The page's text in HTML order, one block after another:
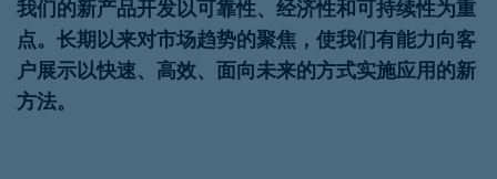
我们的新产品开发以可靠性、经济性和可持续性为重
点。长期以来对市场趋势的聚焦，使我们有能力向客
户展示以快速、高效、面向未来的方式实施应用的新
方法。